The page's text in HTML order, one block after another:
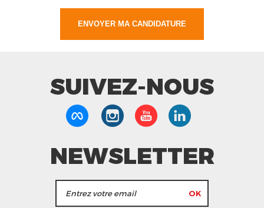
SUIVEZ-NOUS
NEWSLETTER